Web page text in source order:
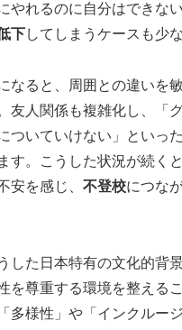
やれるのに自分はできな
下 してしまうケースも少
なると、周囲との違いを
友人関係も複雑化し、「
ついていけない」といっ
す。こうした状況が続く
安を感じ、 不登校につな
した日本特有の文化的背
を尊重する環境を整える
多様性」や「インクルー